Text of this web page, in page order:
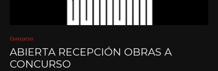
Concurso
ABIERTA RECEPCIÓN OBRAS A
CONCURSO